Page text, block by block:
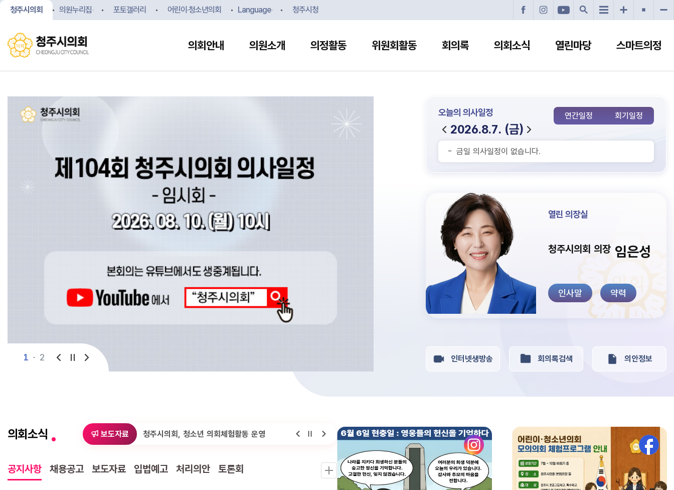
본문으로 바로가기
메인메뉴 바로가기
청주시의회 의원누리집 포토갤러리 어린이·청소년의회 Language 청주시청
의회안내 의원소개 의정활동 위원회활동 회의록 의회소식 열린마당 스마트의정
1 2
오늘의 의사일정 연간일정 회기일정
2026.8.7. (금)
금일 의사일정이 없습니다.
열린 의장실
청주시의회 의장 임은성
인사말 약력
인터넷생방송 회의록검색 의안정보
의회소식 보도자료 청주시의회, 청소년 의회체험활동 운영…“살아있는 민주시민 교육의 장” 청주시의회, 청소년 의회체험활동 운영 청주시의회, 청소년 의회체험활동 운영…“살아있는 민주시민 교육의 장” 청주시의회, 청소년 의회체험활동 운영 청주시의회, 청소년 의회체험활동 운영…“살아있는 민주시민 교육의 장”
공지사항 채용공고 보도자료 입법예고 처리의안 토론회